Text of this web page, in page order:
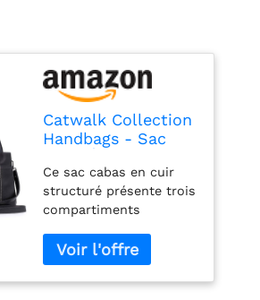
Catwalk Collection
Handbags - Sac
Femme en Cuir -
Sac Cabas Moyen -
Sac à Main -
Bandoulière
Réglable et
Détachable -
ROSALINE - Noir
Ce sac cabas en cuir
structuré présente trois
compartiments
compartiment central
zippé, idéal pour une
tablette (25 x 18 x 4